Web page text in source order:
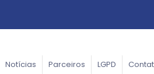
Notícias Parceiros LGPD